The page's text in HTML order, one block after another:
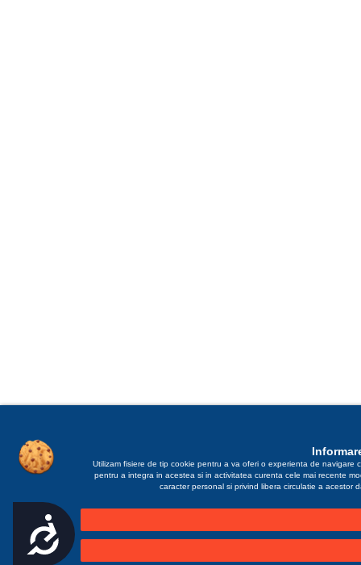
Accesibilitate
Utilizam fisiere de tip cookie pentru a va oferi o experienta de navigare
pentru a integra in acestea si in activitatea curenta cele mai recente
caracter personal si privind libera circulatie a acestor